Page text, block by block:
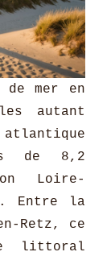
de mer en
autant
atlantique
de 8,2
Loire-
Entre la
Retz, ce
littoral